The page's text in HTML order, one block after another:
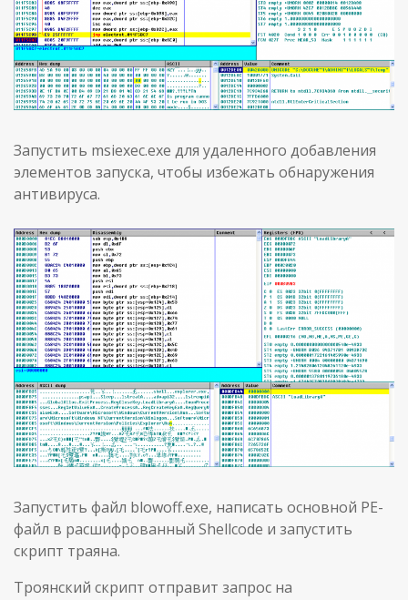
Запустить msiexec.exe для удаленного добавления
элементов запуска, чтобы избежать обнаружения
антивируса.
Запустить файл blowoff.exe, написать основной PE-
файл в расшифрованный Shellcode и запустить
скрипт траяна.
Троянский скрипт отправит запрос на